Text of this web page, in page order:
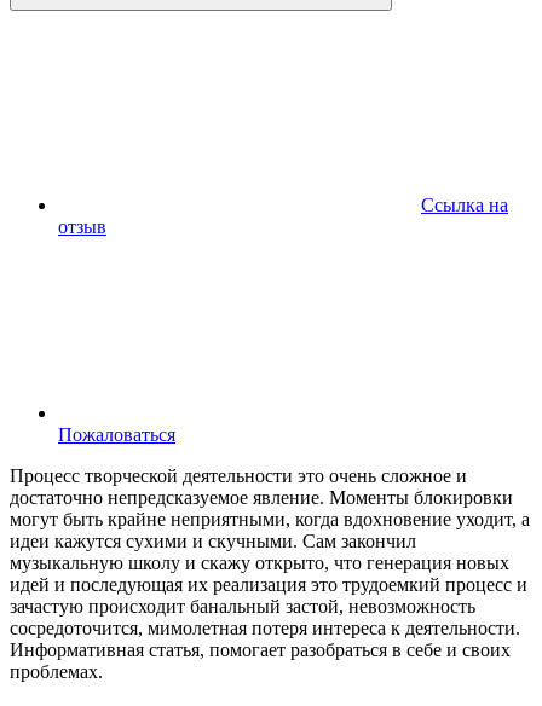
Ссылка на
отзыв
Пожаловаться
Процесс творческой деятельности это очень сложное и
достаточно непредсказуемое явление. Моменты блокировки
могут быть крайне неприятными, когда вдохновение уходит, а
идеи кажутся сухими и скучными. Сам закончил
музыкальную школу и скажу открыто, что генерация новых
идей и последующая их реализация это трудоемкий процесс и
зачастую происходит банальный застой, невозможность
сосредоточится, мимолетная потеря интереса к деятельности.
Информативная статья, помогает разобраться в себе и своих
проблемах.